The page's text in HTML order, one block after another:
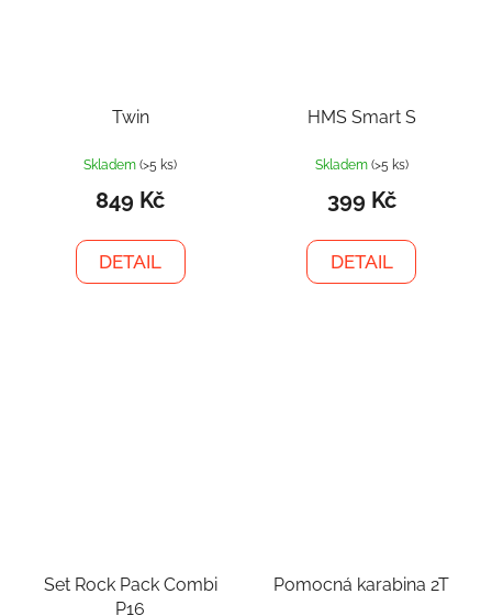
Twin
Skladem(>5 ks)
849 Kč
DETAIL
HMS Smart S
Skladem (>5 ks)
399 Kč
DETAIL
Set Rock Pack Combi
P16
Pomocná karabina 2T